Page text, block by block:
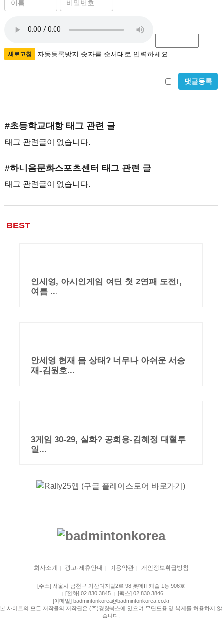
름
밀
수
등
새로고침 자동등록방지 숫자를 순서대로 입력하세요.
비
#초등학교대항태그 관련 글
태그 관련글이 없습니다.
#하니움문화스포츠센터 태그 관련 글
태그 관련글이 없습니다.
BEST
안세영, 아시안게임 여단 첫 2연패 도전!,
여름 ...
안세영 현재 몸 상태? 너무나 아쉬운 서승
재-김원호...
3게임 30-29, 실화? 공희용-김혜정 대혈투
일...
회사소개 광고·제휴안내 이용약관 개인정보취급방침
[주소] 서울시 금천구 가산디지털2로 98 롯데IT캐슬 1동 906호
[전화] 02 830 3845
[팩스] 02 830 3846
[이메일] badmintonkorea@badmintonkorea.co.kr
본 사이트의 모든 저작물의 저작권은 (주)경향북스에 있으며 무단도용 및 복제를 허용하지 않
습니다.